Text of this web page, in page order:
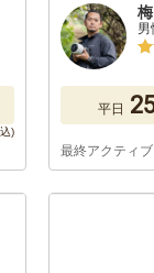
男
平日
最終アクティ